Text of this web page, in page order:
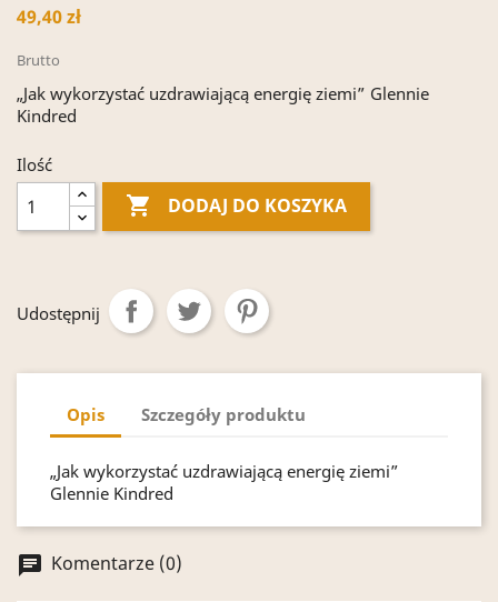
49,40 zł
Brutto
„Jak wykorzystać uzdrawiającą energię ziemi” Glennie
Kindred
Ilość
 DODAJ DO KOSZYKA
Udostępnij
Opis Szczegóły produktu
„Jak wykorzystać uzdrawiającą energię ziemi”
Glennie Kindred
chat Komentarze (0)